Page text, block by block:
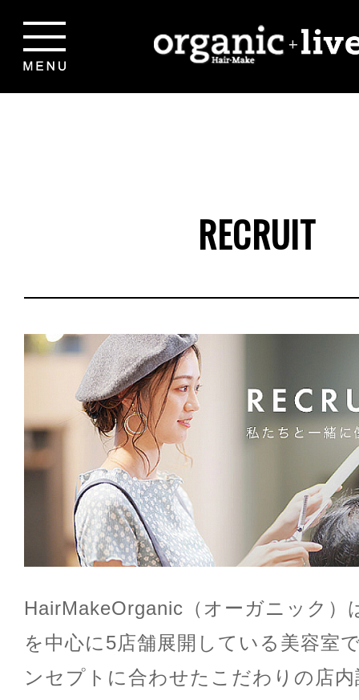
RECRUIT
HairMakeOrganic（オーガニック）
を中心に5店舗展開している美容室
ンセプトに合わせたこだわりの店